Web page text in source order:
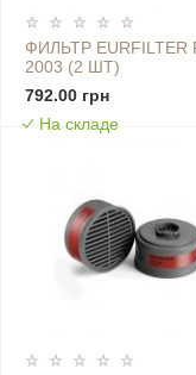
ФИЛЬТР EURFILTER
2003 (2 ШТ)
792.00 грн
На складе